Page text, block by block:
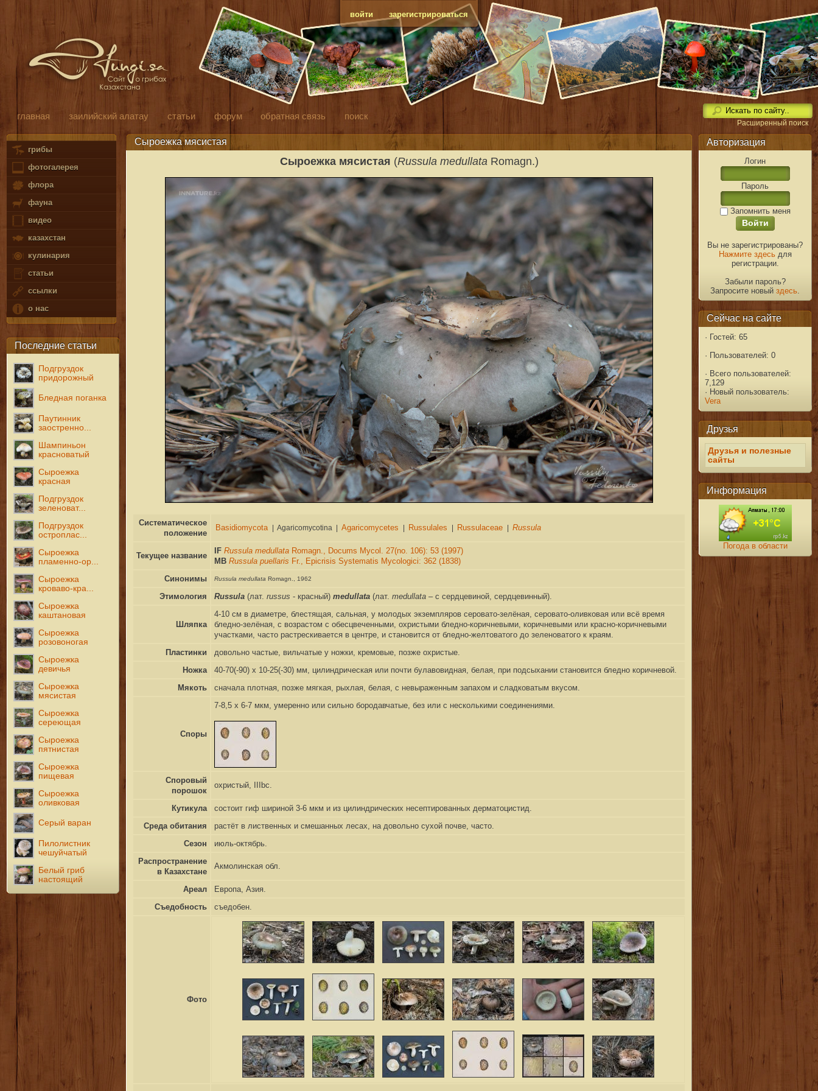
войти зарегистрироваться
главная заилийский алатау статьи форум обратная связь поиск
Расширенный поиск
грибы
фотогалерея
флора
фауна
видео
казахстан
кулинария
статьи
ссылки
о нас
Последние статьи
Подгруздок
придорожный
Бледная поганка
Паутинник
заостренно...
Шампиньон
красноватый
Сыроежка
красная
Подгруздок
зеленоват...
Подгруздок
остроплас...
Сыроежка
пламенно-ор...
Сыроежка
кроваво-кра...
Сыроежка
каштановая
Сыроежка
розовоногая
Сыроежка
девичья
Сыроежка
мясистая
Сыроежка
сереющая
Сыроежка
пятнистая
Сыроежка
пищевая
Сыроежка
оливковая
Серый варан
Пилолистник
чешуйчатый
Белый гриб
настоящий
Авторизация
Логин
Пароль
Запомнить меня
Вы не зарегистрированы?
Нажмите здесьдля
регистрации.
Забыли пароль?
Запросите новыйздесь
Сейчас на сайте
· Гостей: 65
· Пользователей: 0
· Всего пользователей:
7,129
· Новый пользователь:
Vera
Друзья
Друзья и полезные
сайты
Информация
Погода в области
Сыроежка мясистая
Сыроежка мясистая (Russula medullata Romagn.)
Систематическое
положение
Текущее название
IF Russula medullata Romagn., Docums Mycol. 27(no. 106): 53 (1997)
MB Russula puellaris Fr., Epicrisis Systematis Mycologici: 362 (1838)
Синонимы
Russula medullata Romagn., 1962
Этимология Russula (лат. russus - красный) medullata (лат. medullata– с сердцевиной, сердцевинный).
Шляпка
4-10 см в диаметре, блестящая, сальная, у молодых экземпляров серовато-зелёная, серовато-оливковая или всё время
бледно-зелёная, с возрастом с обесцвеченными, охристыми бледно-коричневыми, коричневыми или красно-коричневыми
участками, часто растрескивается в центре, и становится от бледно-желтоватого до зеленоватого к краям.
Пластинки
довольно частые, вильчатые у ножки, кремовые, позже охристые.
Ножка
40-70(-90) x 10-25(-30) мм, цилиндрическая или почти булавовидная, белая, при подсыхании становится бледно коричневой.
Мякоть
сначала плотная, позже мягкая, рыхлая, белая, с невыраженным запахом и сладковатым вкусом.
Споры
7-8,5 x 6-7 мкм, умеренно или сильно бородавчатые, без или с несколькими соединениями.
Споровый
порошок
охристый, IIIbc.
Кутикула
состоит гиф шириной 3-6 мкм и из цилиндрических несептированных дерматоцистид.
Среда обитания
растёт в лиственных и смешанных лесах, на довольно сухой почве, часто.
Сезон
июль-октябрь.
Распространение
в Казахстане
Акмолинская обл.
Ареал
Европа, Азия.
Съедобность
съедобен.
Фото